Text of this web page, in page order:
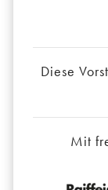
Diese
Mit